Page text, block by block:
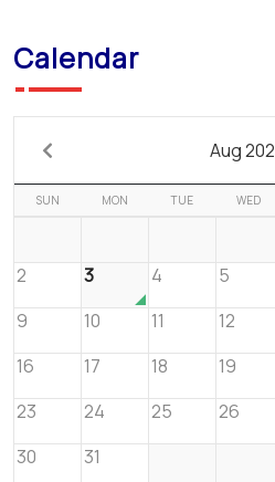
Calendar
Aug
SUN MON TUE WED
2
3 4 5
9
10 11 12
16
17 18 19
23
24 25 26
30
31